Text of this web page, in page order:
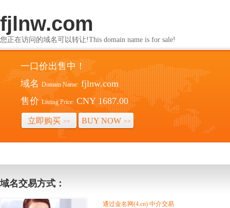
fjlnw.com
您正在访问的域名可以转让!This domain name is for sale!
一口价出售中！
域名 Domain Name: fjlnw.com
售价 Listing Price: CNY 1687.00
立即购买 >> BUY NOW >>
域名交易方式：
通过金名网(4.cn) 中介交易